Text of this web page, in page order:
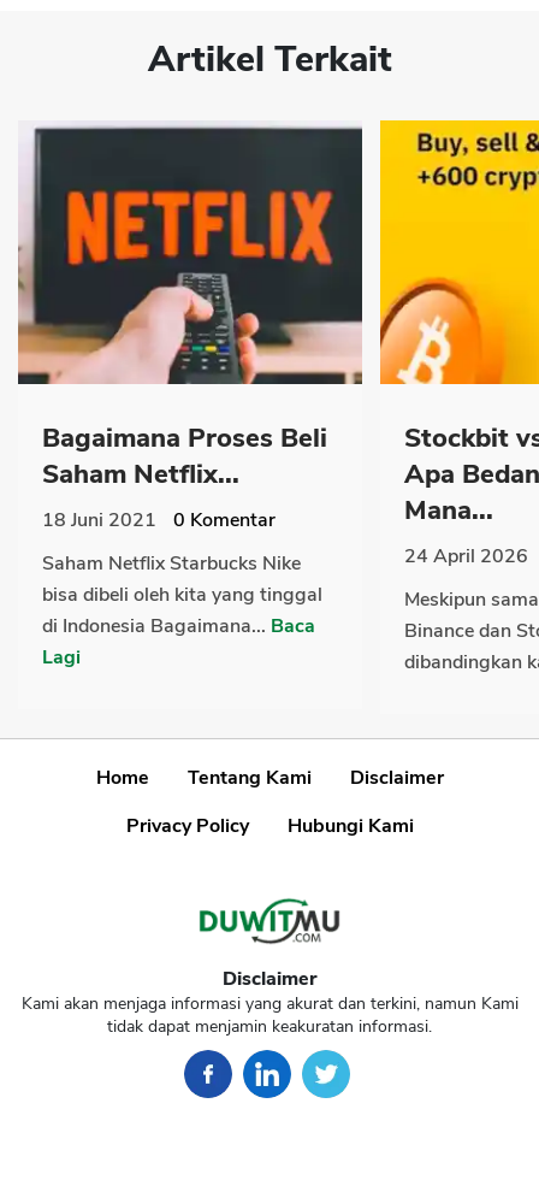
Artikel Terkait
Bagaimana Proses Beli
Saham Netflix...
18 Juni 2021 0 Komentar
Saham Netflix Starbucks Nike
bisa dibeli oleh kita yang tinggal
di Indonesia Bagaimana... Baca
Lagi
Stockbit
Apa
Mana...
24 April 2026
Meskipun
Binance dan
dibandingkan
Home Tentang Kami
Disclaimer
Privacy Policy
Hubungi Kami
Disclaimer
Kami akan menjaga informasi yang akurat dan terkini, namun Kami
tidak dapat menjamin keakuratan informasi.